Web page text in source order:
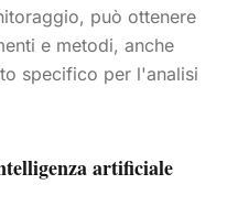
può ottenere
e metodi, anche
specifico per l'analisi
artificiale